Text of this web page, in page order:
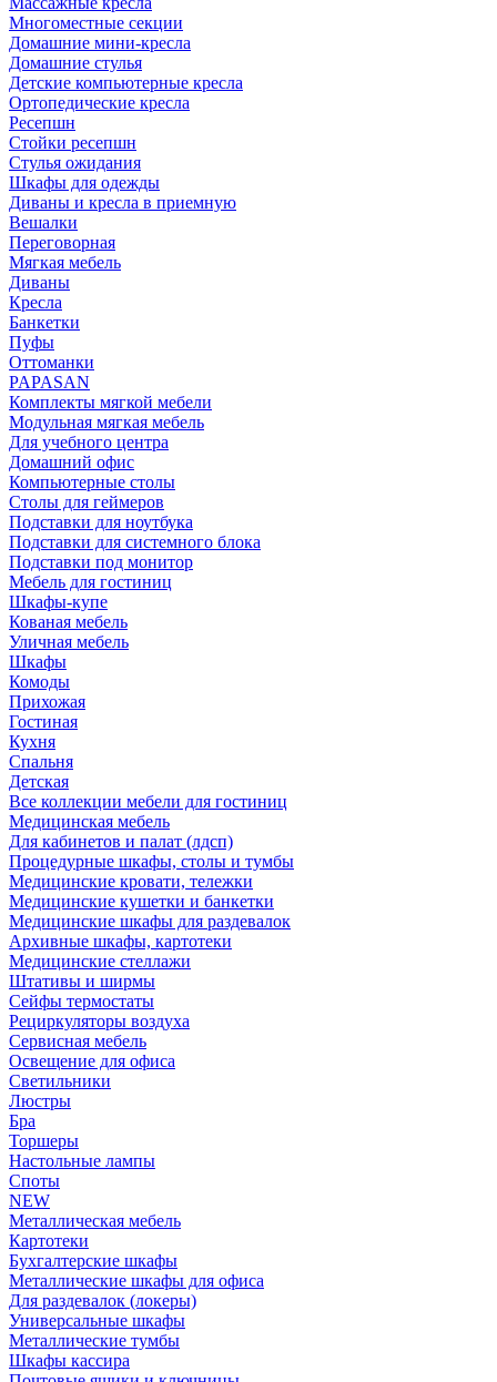
Многоместные секции
Домашние мини-кресла
Домашние стулья
Детские компьютерные кресла
Ортопедические кресла
Ресепшн
Стойки ресепшн
Стулья ожидания
Шкафы для одежды
Диваны и кресла в приемную
Вешалки
Переговорная
Мягкая мебель
Диваны
Кресла
Банкетки
Пуфы
Оттоманки
PAPASAN
Комплекты мягкой мебели
Модульная мягкая мебель
Для учебного центра
Домашний офис
Компьютерные столы
Столы для геймеров
Подставки для ноутбука
Подставки для системного блока
Подставки под монитор
Мебель для гостиниц
Шкафы-купе
Кованая мебель
Уличная мебель
Шкафы
Комоды
Прихожая
Гостиная
Кухня
Спальня
Детская
Все коллекции мебели для гостиниц
Медицинская мебель
Для кабинетов и палат (лдсп)
Процедурные шкафы, столы и тумбы
Медицинские кровати, тележки
Медицинские кушетки и банкетки
Медицинские шкафы для раздевалок
Архивные шкафы, картотеки
Медицинские стеллажи
Штативы и ширмы
Сейфы термостаты
Рециркуляторы воздуха
Сервисная мебель
Освещение для офиса
Светильники
Люстры
Бра
Торшеры
Настольные лампы
Споты
NEW
Металлическая мебель
Картотеки
Бухгалтерские шкафы
Металлические шкафы для офиса
Для раздевалок (локеры)
Универсальные шкафы
Металлические тумбы
Шкафы кассира